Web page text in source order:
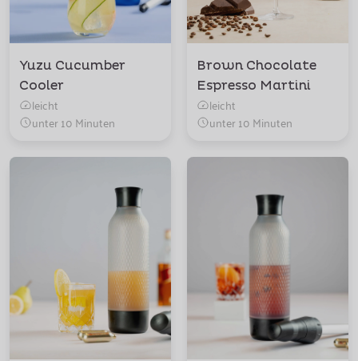
Yuzu Cucumber
Cooler
leicht
unter 10 Minuten
Brown Chocolate
Espresso Martini
leicht
unter 10 Minuten